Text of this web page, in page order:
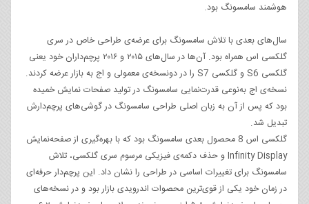
هوشمند سامسونگ بود.
سال‌های بعدی با تلاش سامسونگ برای عرضه‌ی طراحی خاص در سری
گلکسی اس همراه بود. آن‌ها در سال‌های ۲۰۱۵ و ۲۰۱۶ پرچم‌داران خود یعنی
گلکسی S6 و گلکسی S7 را در دونسخه‌ی معمولی و اج به بازار عرضه کردند.
نسخه‌ی اج به‌نوعی قدرت‌نمایی سامسونگ در تولید صفحات نمایش خمیده
بود که پس از آن به زبان اصلی طراحی سامسونگ در گوشی‌های پرچم‌دارش
تبدیل شد.
گلکسی اس 8 محصول بعدی سامسونگ بود که با بهره‌گیری از صفحه‌نمایش
Infinity Display و حذف دکمه‌ی فیزیکی مرسوم سری گلکسی، تلاش
سامسونگ برای تغییرات اساسی در طراحی را نشان داد. این پرچم‌دار حرفه‌ای
در زمان خود یکی از قوی‌ترین محصوات اندرویدی بازار بود و در نسخه‌های